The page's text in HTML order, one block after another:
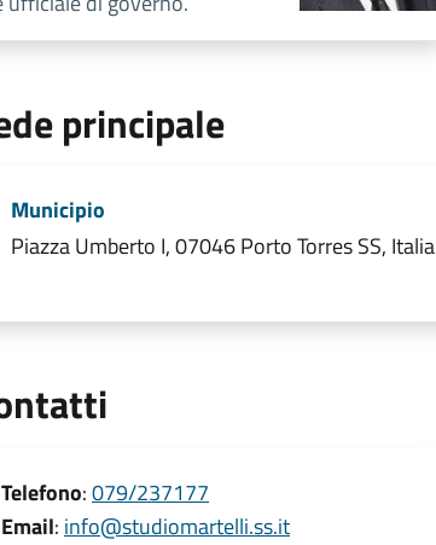
principale
Municipio
Piazza Umberto I, 07046 Porto Torres SS, Italia
Telefono:079/237177
Email: info@studiomartelli.ss.it